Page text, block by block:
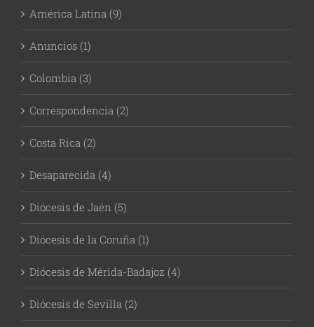
América Latina (9)
Anuncios (1)
Colombia (3)
Correspondencia (2)
Costa Rica (2)
Desaparecida (4)
Diócesis de Jaén (5)
Diócesis de la Coruña (1)
Diócesis de Mérida-Badajoz (4)
Diócesis de Sevilla (2)